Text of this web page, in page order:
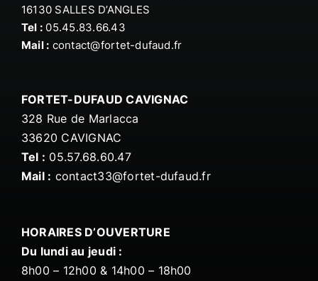
16130 SALLES D’ANGLES
Tel : 05.45.83.66.43
Mail : contact@fortet-dufaud.fr
FORTET-DUFAUD CAVIGNAC
328 Rue de Marlacca
33620 CAVIGNAC
Tel : 05.57.68.60.47
Mail : contact33@fortet-dufaud.fr
HORAIRES D’OUVERTURE
Du lundi au jeudi :
8h00 – 12h00 & 14h00 – 18h00